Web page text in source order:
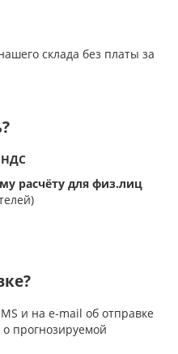
склада без платы за
НДС
расчёту для физ.лиц
и на e-mail об отправке
прогнозируемой